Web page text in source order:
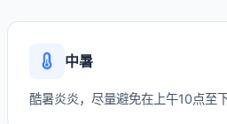
中暑
酷暑炎炎，尽量避免在上午10点至